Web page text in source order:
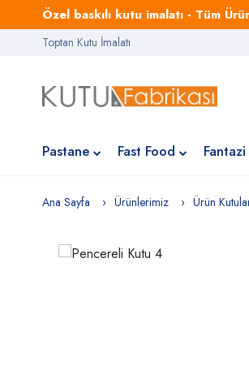
Özel baskılı kutu imalatı - Tüm
Toptan Kutu İmalatı
Pastane Fast Food
Ana Sayfa Ürünlerimiz Ürün